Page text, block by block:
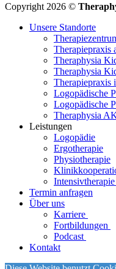
Copyright 2026 ©
Unsere Standorte
Therapiepraxis
Theraphysia
Theraphysia
Therapiepraxis
Logopädische
Logopädische
Theraphysia
Leistungen
Logopädie
Ergotherapie
Physiotherapie
Termin anfragen
Über uns
Karriere
Fortbildungen
Podcast
Kontakt